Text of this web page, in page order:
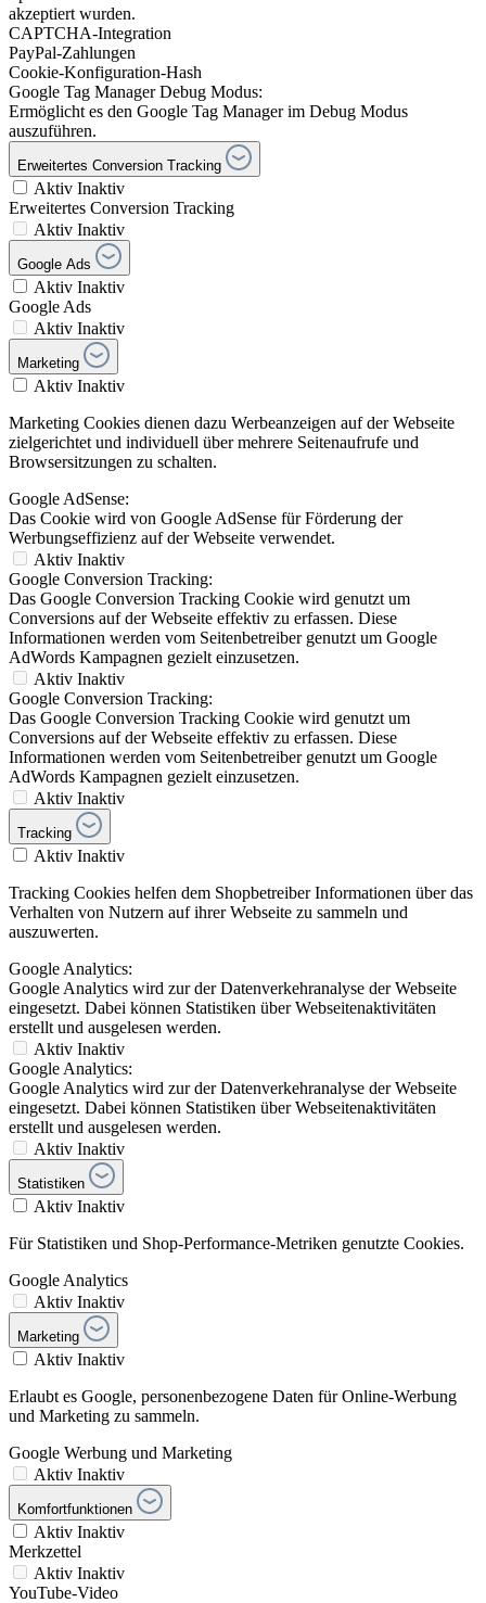
akzeptiert wurden.
CAPTCHA-Integration
PayPal-Zahlungen
Cookie-Konfiguration-Hash
Google Tag Manager Debug Modus:
Ermöglicht es den Google Tag Manager im Debug Modus
auszuführen.
Erweitertes Conversion Tracking
Aktiv Inaktiv
Erweitertes Conversion Tracking
Aktiv Inaktiv
Google Ads
Aktiv Inaktiv
Google Ads
Aktiv Inaktiv
Marketing
Aktiv Inaktiv
Marketing Cookies dienen dazu Werbeanzeigen auf der Webseite
zielgerichtet und individuell über mehrere Seitenaufrufe und
Browsersitzungen zu schalten.
Google AdSense:
Das Cookie wird von Google AdSense für Förderung der
Werbungseffizienz auf der Webseite verwendet.
Aktiv Inaktiv
Google Conversion Tracking:
Das Google Conversion Tracking Cookie wird genutzt um
Conversions auf der Webseite effektiv zu erfassen. Diese
Informationen werden vom Seitenbetreiber genutzt um Google
AdWords Kampagnen gezielt einzusetzen.
Aktiv Inaktiv
Google Conversion Tracking:
Das Google Conversion Tracking Cookie wird genutzt um
Conversions auf der Webseite effektiv zu erfassen. Diese
Informationen werden vom Seitenbetreiber genutzt um Google
AdWords Kampagnen gezielt einzusetzen.
Aktiv Inaktiv
Tracking
Aktiv Inaktiv
Tracking Cookies helfen dem Shopbetreiber Informationen über das
Verhalten von Nutzern auf ihrer Webseite zu sammeln und
auszuwerten.
Google Analytics:
Google Analytics wird zur der Datenverkehranalyse der Webseite
eingesetzt. Dabei können Statistiken über Webseitenaktivitäten
erstellt und ausgelesen werden.
Aktiv Inaktiv
Google Analytics:
Google Analytics wird zur der Datenverkehranalyse der Webseite
eingesetzt. Dabei können Statistiken über Webseitenaktivitäten
erstellt und ausgelesen werden.
Aktiv Inaktiv
Statistiken
Aktiv Inaktiv
Für Statistiken und Shop-Performance-Metriken genutzte Cookies.
Google Analytics
Aktiv Inaktiv
Marketing
Aktiv Inaktiv
Erlaubt es Google, personenbezogene Daten für Online-Werbung
und Marketing zu sammeln.
Google Werbung und Marketing
Aktiv Inaktiv
Komfortfunktionen
Aktiv Inaktiv
Merkzettel
Aktiv Inaktiv
YouTube-Video